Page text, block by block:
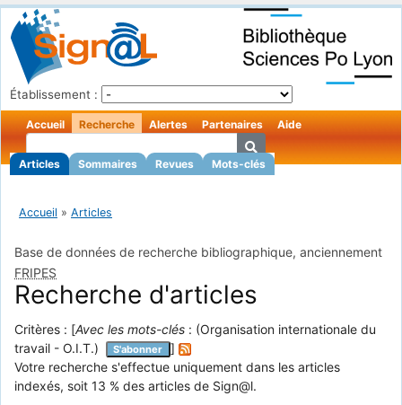
Établissement :
Accueil Recherche
Articles Sommaires Revues Mots-clés
Alertes Partenaires Aide
Accueil » Articles
Base de données de recherche bibliographique, anciennement
FRIPES
Recherche d'articles
Critères : [Avec les mots-clés : (Organisation internationale du
travail - O.I.T.)
S'abonner
]
Votre recherche s'effectue uniquement dans les articles
indexés, soit 13 % des articles de Sign@l.